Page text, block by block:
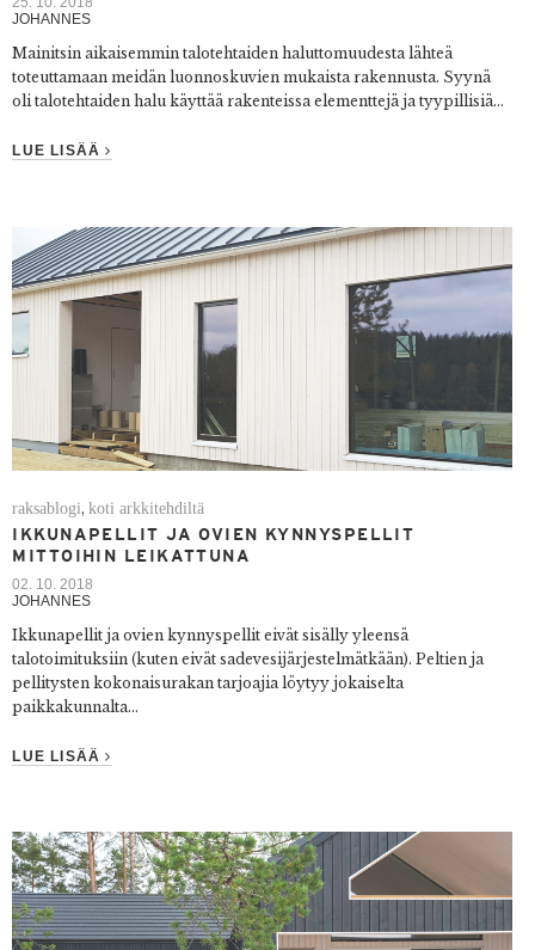
JOHANNES
Mainitsin aikaisemmin talotehtaiden haluttomuudesta lähteä
toteuttamaan meidän luonnoskuvien mukaista rakennusta. Syynä
oli talotehtaiden halu käyttää rakenteissa elementtejä ja tyypillisiä...
LUE LISÄÄ
raksablogi,koti arkkitehdiltä
IKKUNAPELLIT JA OVIEN KYNNYSPELLIT
MITTOIHIN LEIKATTUNA
02. 10. 2018
JOHANNES
Ikkunapellit ja ovien kynnyspellit eivät sisälly yleensä
talotoimituksiin (kuten eivätsadevesijärjestelmätkään). Peltien ja
pellitysten kokonaisurakan tarjoajia löytyy jokaiselta
paikkakunnalta...
LUE LISÄÄ